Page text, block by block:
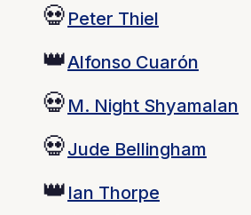
💀 Peter Thiel
👑Alfonso Cuarón
💀 M. Night Shyamalan
💀Jude Bellingham
👑 Ian Thorpe